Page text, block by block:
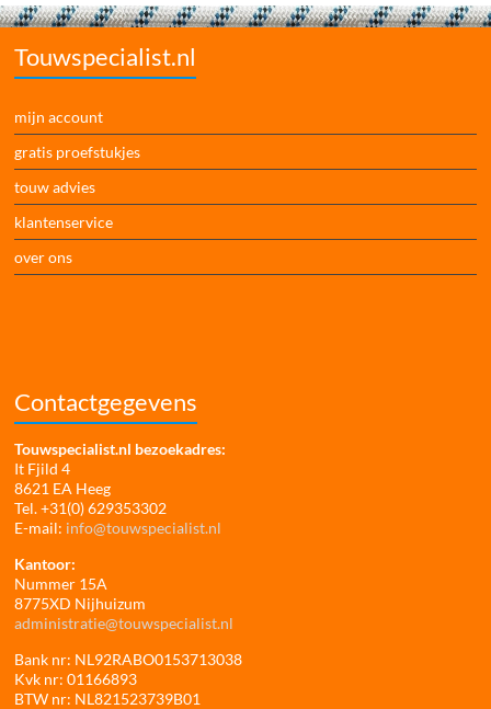
Touwspecialist.nl
mijn account
gratis proefstukjes
touw advies
klantenservice
over ons
Contactgegevens
Touwspecialist.nl bezoekadres:
It Fjild 4
8621 EA Heeg
Tel. +31(0) 629353302
E-mail: info@touwspecialist.nl
Kantoor:
Nummer 15A
8775XD Nijhuizum
administratie@touwspecialist.nl
Bank nr: NL92RABO0153713038
Kvk nr: 01166893
BTW nr: NL821523739B01